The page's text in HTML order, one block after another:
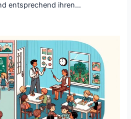
entsprechend ihren…